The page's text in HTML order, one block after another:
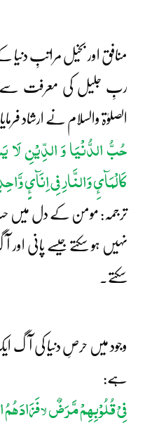
منافق اور بخیل مراتبِ
ربِ جلیل کی معرفت سے
الصلوٰۃ والسلام نے ارشاد
حُبُّ الدُّنْیَا وَ الدِّیْنِ
کَالْمَآئِ وَالنَّارِ فِی اِنَآئٍ
ترجمہ: مومن کے دل میں
نہیں ہو سکتے جیسے پانی
سکتے۔
وجود میں حرصِ دنیا کی آگ
ہے:
فِیْ قُلُوْبِھِمْ مَّرَضٌلا